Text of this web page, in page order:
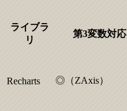
ライブラ
リ
第3変数対応
Recharts ◎（ZAxis）